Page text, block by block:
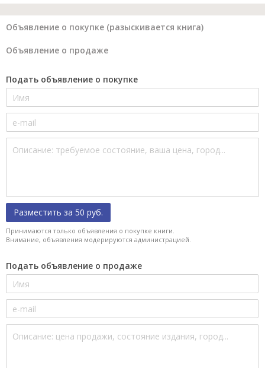
Объявление о покупке (разыскивается книга)
Объявление о продаже
Подать объявление о покупке
Разместить за 50 руб.
Принимаются только объявления о покупке книги.
Внимание, объявления модерируются администрацией.
Подать объявление о продаже